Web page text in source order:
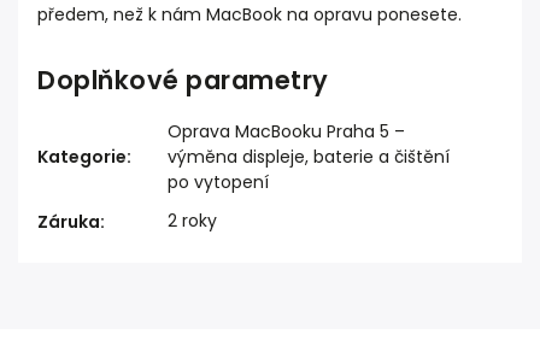
předem, než k nám MacBook na opravu ponesete.
Doplňkové parametry
Kategorie:
Oprava MacBooku Praha 5 –
výměna displeje, baterie a čištění
po vytopení
Záruka: 2 roky